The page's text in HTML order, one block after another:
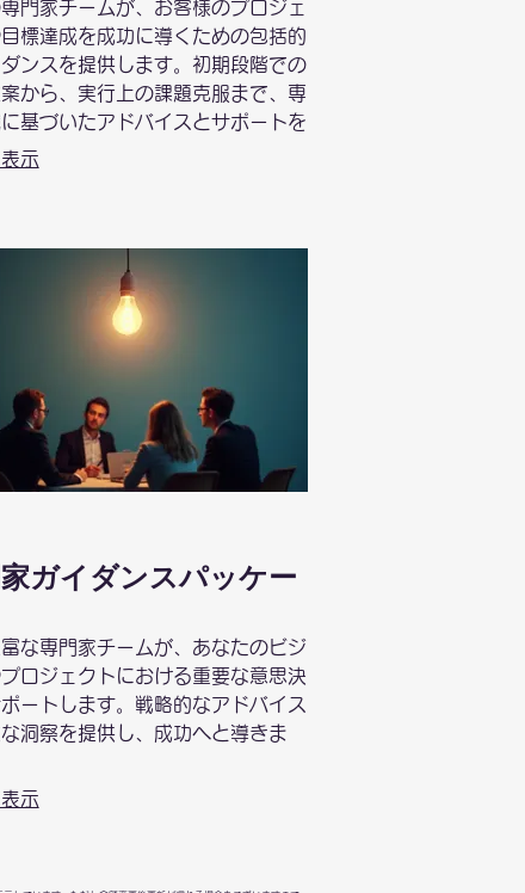
門家チームが、お客様のプロジェ
標達成を成功に導くための包括的
ンスを提供します。初期段階での
から、実行上の課題克服まで、専
基づいたアドバイスとサポートを
ジ化しました。最適なアプローチ
示
ガイダンスパッケー
な専門家チームが、あなたのビジ
ロジェクトにおける重要な意思決
ートします。戦略的なアドバイス
洞察を提供し、成功へと導きま
示